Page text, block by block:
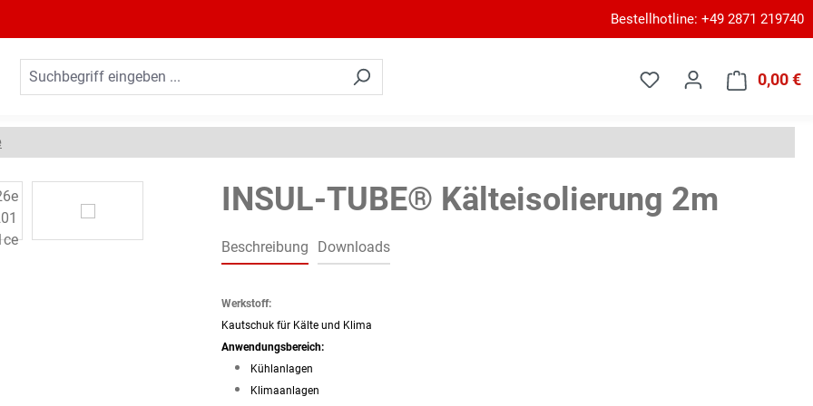
Bestellhotline: +49 2871 219740
0,00 €
INSUL-TUBE® Kälteisolierung 2m
Beschreibung Downloads
Werkstoff:
Kautschuk für Kälte und Klima
Anwendungsbereich:
Kühlanlagen
Klimaanlagen